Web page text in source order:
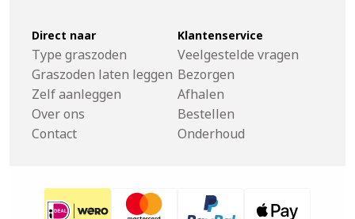
Direct naar
Type graszoden
Graszoden laten leggen
Zelf aanleggen
Over ons
Contact
Klantenservice
Veelgestelde vragen
Bezorgen
Afhalen
Bestellen
Onderhoud